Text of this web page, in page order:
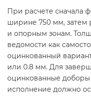
При расчете сначала
ширине 750 мм, затем
и опорным зонам.
ведомости как
оцинкованный
или 0.8 мм. Для
оцинкованные
исполнение должно